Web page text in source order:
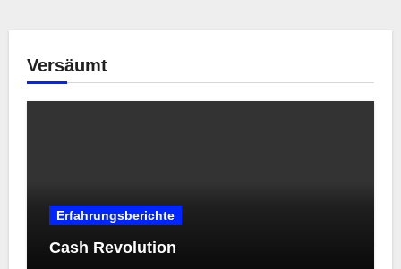
Versäumt
Erfahrungsberichte
Cash Revolution